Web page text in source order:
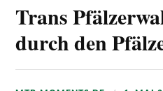
Trans
durch den